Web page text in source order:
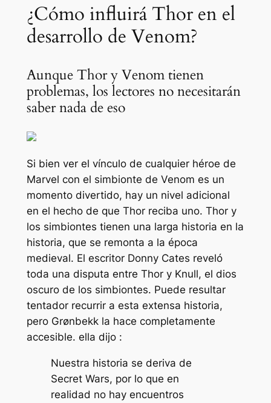
¿Cómo influirá Thor en el
desarrollo de Venom?
Aunque Thor y Venom tienen
problemas, los lectores no necesitarán
saber nada de eso
Si bien ver el vínculo de cualquier héroe de
Marvel con el simbionte de Venom es un
momento divertido, hay un nivel adicional
en el hecho de que Thor reciba uno. Thor y
los simbiontes tienen una larga historia en la
historia, que se remonta a la época
medieval. El escritor Donny Cates reveló
toda una disputa entre Thor y Knull, el dios
oscuro de los simbiontes. Puede resultar
tentador recurrir a esta extensa historia,
pero Grønbekk la hace completamente
accesible. ella dijo :
Nuestra historia se deriva de
Secret Wars, por lo que en
realidad no hay encuentros